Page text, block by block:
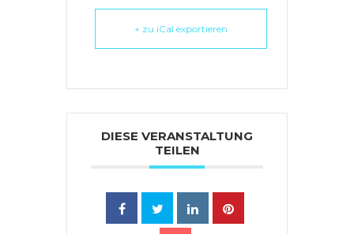
+ zu iCal exportieren
DIESE VERANSTALTUNG
TEILEN